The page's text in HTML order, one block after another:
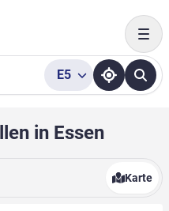
E5
in Essen
Karte